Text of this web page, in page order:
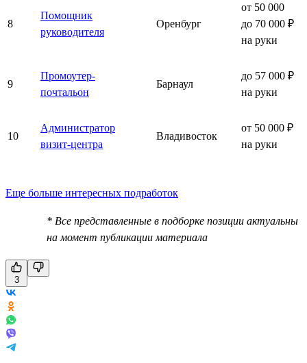
8
Помощник
руководителя
Оренбург
от 50 000
до 70 000 ₽
на руки
9
Промоутер-
почтальон
Барнаул
до 57 000 ₽
на руки
10
Администратор
визит-центра
Владивосток
от 50 000 ₽
на руки
Еще больше интересных подработок
* Все представленные в подборке позиции актуальны
на момент публикации материала
3